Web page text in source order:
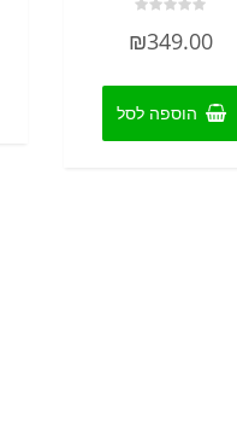
0
₪349.00
הוספה לסל